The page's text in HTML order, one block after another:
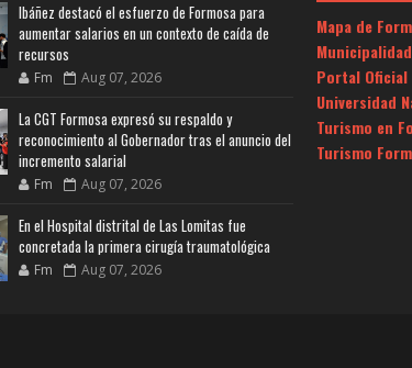
Ibáñez destacó el esfuerzo de Formosa para
aumentar salarios en un contexto de caída de
recursos
Fm Aug 07, 2026
La CGT Formosa expresó su respaldo y
reconocimiento al Gobernador tras el anuncio del
incremento salarial
Fm Aug 07, 2026
En el Hospital distrital de Las Lomitas fue
concretada la primera cirugía traumatológica
Fm Aug 07, 2026
Mapa de
Portal Oficial
Universidad
Turismo en
Turismo